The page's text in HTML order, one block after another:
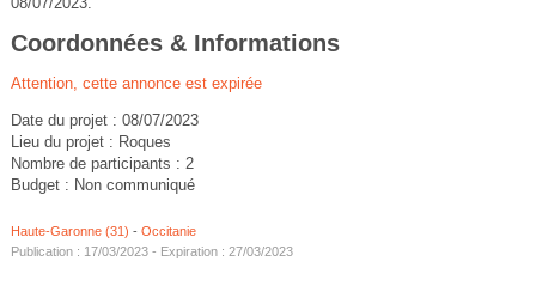
Coordonnées & Informations
Attention, cette annonce est expirée
Date du projet : 08/07/2023
Lieu du projet : Roques
Nombre de participants : 2
Budget : Non communiqué
Haute-Garonne (31) - Occitanie
Publication : 17/03/2023 - Expiration : 27/03/2023